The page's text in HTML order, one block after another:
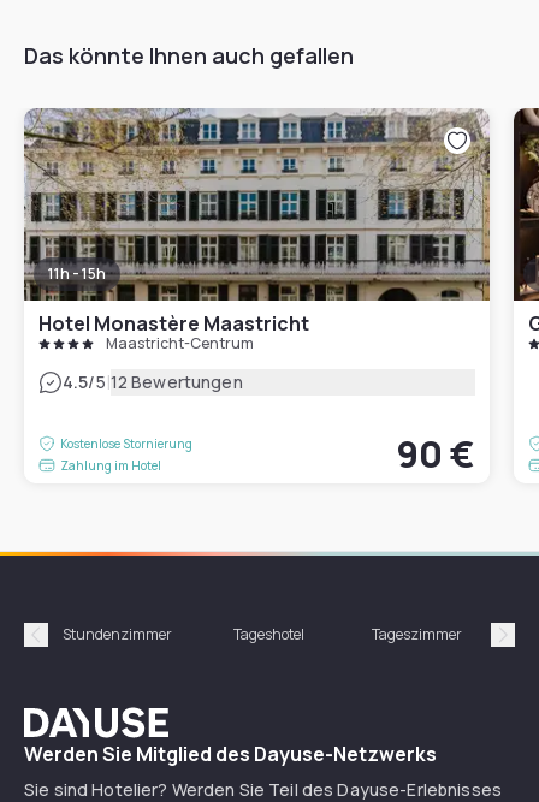
Das könnte Ihnen auch gefallen
11h - 15h
Hotel Monastère Maastricht
Maastricht-Centrum
4.5/5|12 Bewertungen
Kostenlose Stornierung
Zahlung im Hotel
90 €
Précédent
Stundenzimmer Tageshotel Tageszimmer
Dayuse
Werden Sie Mitglied des Dayuse-Netzwerks
Sie sind Hotelier? Werden Sie Teil des Dayuse-Erlebnisses